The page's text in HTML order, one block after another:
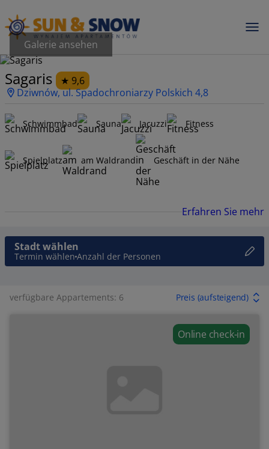
Galerie ansehen
Sagaris
9,6
Dziwnów, ul. Spadochroniarzy Polskich 4,8
Schwimmbad Sauna Jacuzzi Fitness
Spielplatz am Waldrand Geschäft in der Nähe
Erfahren Sie mehr
Stadt wählen
Termin wählen Anzahl der Personen
verfügbare Appartements: 6 Preis (aufsteigend)
Online check-in